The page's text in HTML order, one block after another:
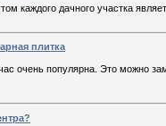
каждого дачного участка
плитка
очень популярна. Это можно